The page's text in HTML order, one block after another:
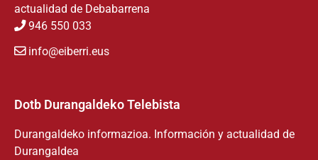
actualidad de Debabarrena
946 550 033
info@eiberri.eus
Dotb Durangaldeko Telebista
Durangaldeko informazioa. Información y actualidad de
Durangaldea